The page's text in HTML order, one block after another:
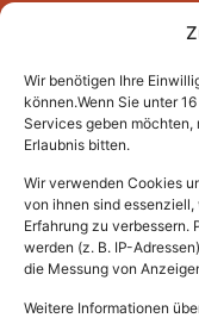
Wir benötigen Ihre
können.Wenn Sie unter
Services geben möchten,
Erlaubnis bitten.
Wir verwenden Cookies
von ihnen sind essenziell,
Erfahrung zu verbessern.
werden (z. B. IP-
die Messung von
Weitere Informationen